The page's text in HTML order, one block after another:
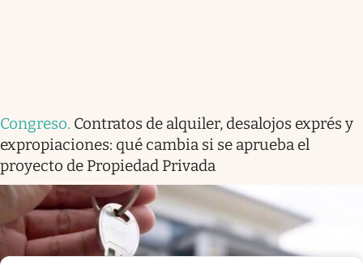
Congreso. Contratos de alquiler, desalojos exprés y
expropiaciones: qué cambia si se aprueba el
proyecto de Propiedad Privada